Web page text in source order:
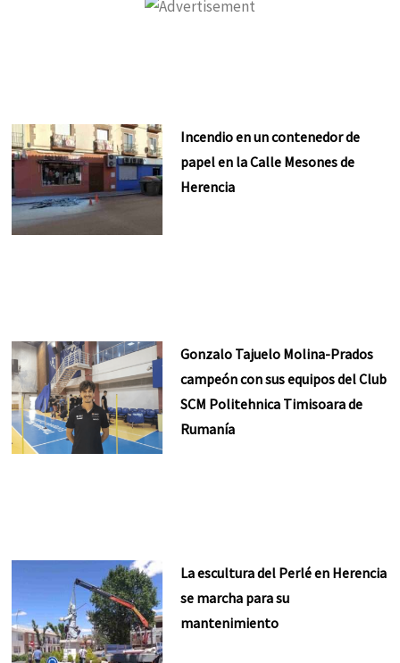
Incendio en un contenedor de
papel en la Calle Mesones de
Herencia
Gonzalo Tajuelo Molina-Prados
campeón con sus equipos del Club
SCM Politehnica Timisoara de
Rumanía
La escultura del Perlé en Herencia
se marcha para su
mantenimiento